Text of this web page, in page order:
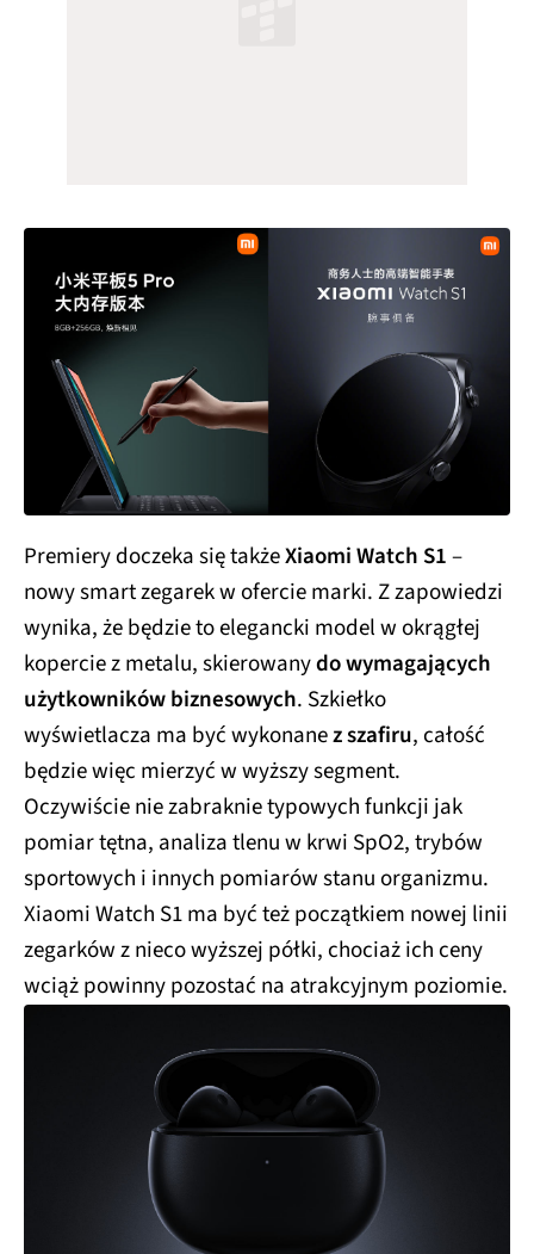
Premiery doczeka się takżeXiaomi Watch S1–
nowy smart zegarek w ofercie marki. Z zapowiedzi
wynika, że będzie to elegancki model w okrągłej
kopercie z metalu, skierowanydo wymagających
użytkowników biznesowych. Szkiełko
wyświetlacza ma być wykonanez szafiru, całość
będzie więc mierzyć w wyższy segment.
Oczywiście nie zabraknie typowych funkcji jak
pomiar tętna, analiza tlenu w krwi SpO2, trybów
sportowych i innych pomiarów stanu organizmu.
Xiaomi Watch S1 ma być też początkiem nowej linii
zegarków z nieco wyższej półki, chociaż ich ceny
wciąż powinny pozostać na atrakcyjnym poziomie.